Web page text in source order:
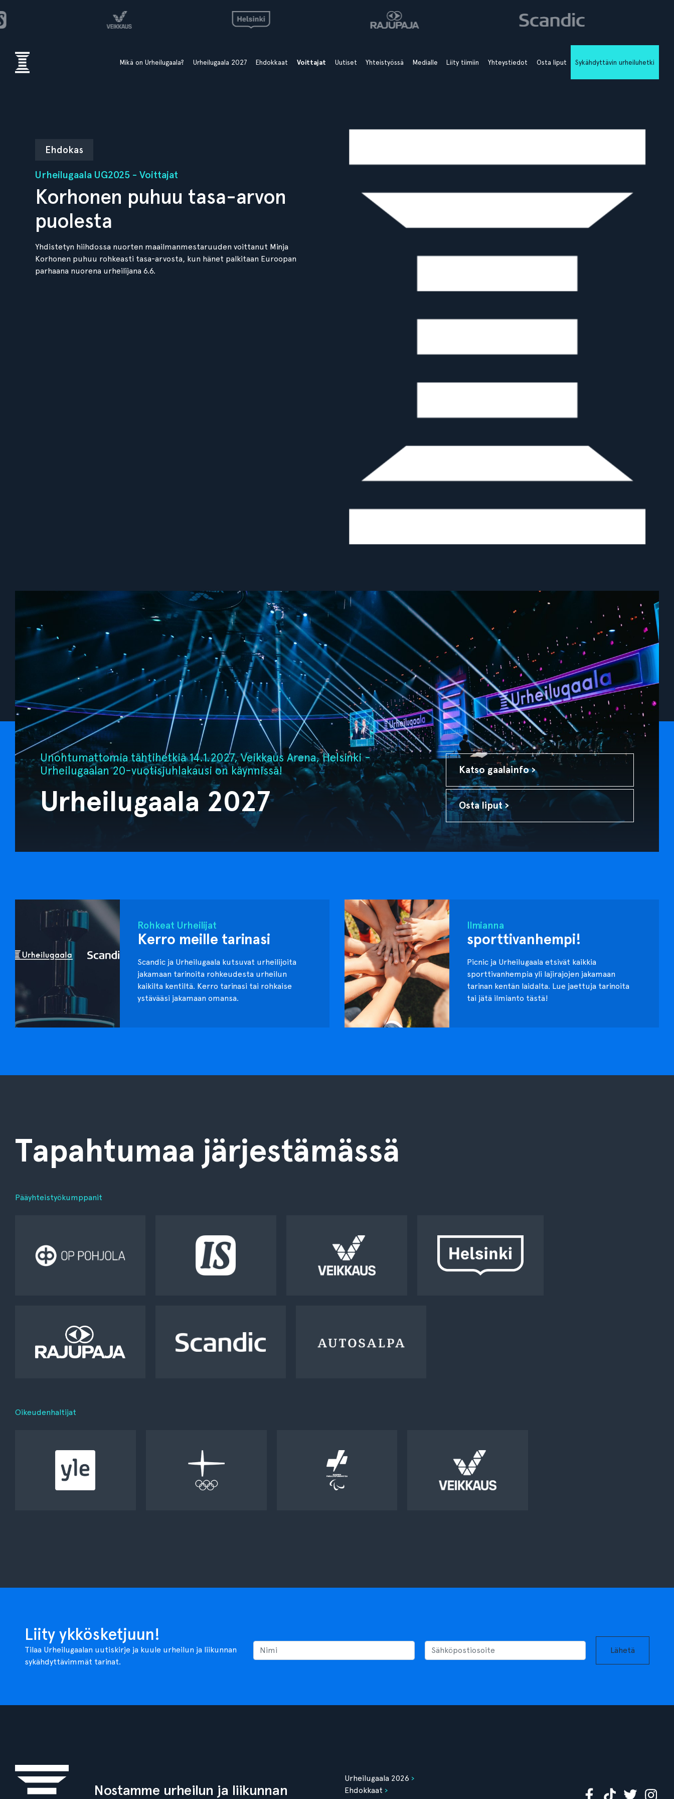
Mikä on Urheilugaala? Urheilugaala 2027 Ehdokkaat Voittajat Uutiset Yhteistyössä Medialle Liity tiimiin Yhteystiedot Osta liput Sykähdyttävin urheiluhetki
Ehdokas
Urheilugaala UG2025 - Voittajat
Korhonen puhuu tasa-arvon
puolesta
Yhdistetyn hiihdossa nuorten maailmanmestaruuden voittanut Minja
Korhonen puhuu rohkeasti tasa-arvosta, kun hänet palkitaan Euroopan
parhaana nuorena urheilijana 6.6.
Unohtumattomia tähtihetkiä 14.1.2027, Veikkaus Arena, Helsinki -
Urheilugaalan 20-vuotisjuhlakausi on käynnissä!
Urheilugaala 2027
Katso gaalainfo ›
Osta liput ›
Rohkeat Urheilijat
Kerro meille tarinasi
Scandic ja Urheilugaala kutsuvat urheilijoita
jakamaan tarinoita rohkeudesta urheilun
kaikilta kentiltä. Kerro tarinasi tai rohkaise
ystävääsi jakamaan omansa.
Ilmianna
sporttivanhempi!
Picnic ja Urheilugaala etsivät kaikkia
sporttivanhempia yli lajirajojen jakamaan
tarinan kentän laidalta. Lue jaettuja tarinoita
tai jätä ilmianto tästä!
Tapahtumaa järjestämässä
Pääyhteistyökumppanit
Oikeudenhaltijat
Liity ykkösketjuun!
Tilaa Urheilugaalan uutiskirje ja kuule urheilun ja liikunnan
sykähdyttävimmät tarinat.
Lähetä
Nostamme urheilun ja liikunnan
Urheilugaala 2026
Ehdokkaat